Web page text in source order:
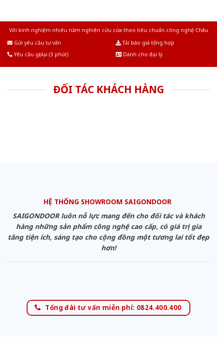
Với kinh nghiệm nhiêu năm nghiên cứu cửa theo tiêu chuẩn công nghệ Châu
Gửi yêu cầu tư vấn
Tải báo giá tổng hợp
Yêu cầu gọi lại (3 phút)
Dành cho đại lý
ĐỐI TÁC KHÁCH HÀNG
HỆ THỐNG SHOWROOM SAIGONDOOR
SAIGONDOOR luôn nỗ lực mang đến cho đối tác và khách
hàng những sản phẩm công nghệ cao cấp, có giá trị gia
tăng tiện ích, sáng tạo cho cộng đồng một tương lai tốt đẹp
hơn!
Tổng đài tư vấn miễn phí: 0824.400.400